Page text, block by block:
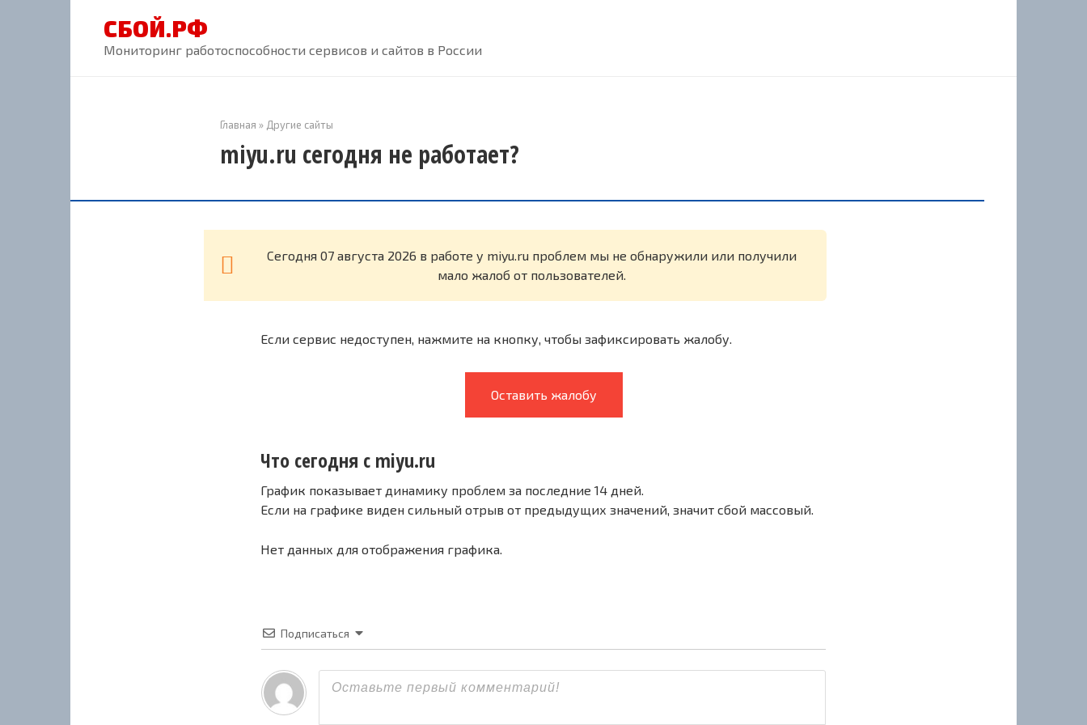
СБОЙ.РФ
Мониторинг работоспособности сервисов и сайтов в России
Главная » Другие сайты
miyu.ru сегодня не работает?
Cегодня 07 августа 2026 в работе у miyu.ru проблем мы не обнаружили или получили
мало жалоб от пользователей.
Если сервис недоступен, нажмите на кнопку, чтобы зафиксировать жалобу.
Оставить жалобу
Что сегодня с miyu.ru
График показывает динамику проблем за последние 14 дней.
Если на графике виден сильный отрыв от предыдущих значений, значит сбой массовый.
Нет данных для отображения графика.
Подписаться